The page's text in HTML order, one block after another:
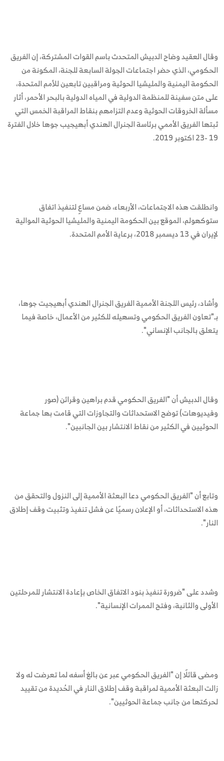
وقال العقيد وضاح الدبيش المتحدث باسم القوات المشتركة، إن الفريق
الحكومي، الذي حضر اجتماعات الجولة السابعة للجنة، المكونة من
الحكومة اليمنية والمليشيا الحوثية ومراقبين تابعين للأمم المتحدة،
على متن سفينة للمنظمة الدولية في المياه الدولية بالبحر الأحمر، أثار
مسألة الخروقات الحوثية وعدم التزامهم بنقاط المراقبة الخمس التي
ثبتها الفريق الأممي برئاسة الجنرال الهندي أبهيجيب جوها خلال الفترة
19 -23 اكتوبر 2019.
وانطلقت هذه الاجتماعات، الأربعاء، ضمن مساعٍ لتنفيذ اتفاق
ستوكهولم، الموقع بين الحكومة اليمنية والمليشيا الحوثية الموالية
لإيران في 13 ديسمبر 2018، برعاية الأمم المتحدة.
وأشاد، رئيس اللجنة الأممية الفريق الجنرال الهندي أبهيجيت جوها،
بـ"تعاون الفريق الحكومي وتسهيله للكثير من الأعمال، خاصة فيما
يتعلق بالجانب الإنساني".
وقال الدبيش أن "الفريق الحكومي قدم براهين وقرائن (صور
وفيديوهات) توضح الاستحداثات والتجاوزات التي قامت بها جماعة
الحوثيين في الكثير من نقاط الانتشار بين الجانبين".
وتابع أن "الفريق الحكومي دعا البعثة الأممية إلى النزول والتحقق من
هذه الاستحداثات، أو الإعلان رسميًا عن فشل تنفيذ وتثبيت وقف إطلاق
النار".
وشدد على "ضرورة تنفيذ بنود الاتفاق الخاص بإعادة الانتشار للمرحلتين
الأولى والثانية، وفتح الممرات الإنسانية".
ومضى قائلًا إن "الفريق الحكومي عبر عن بالغ أسفه لما تعرضت له ولا
زالت البعثة الأممية لمراقبة وقف إطلاق النار في الحُديدة من تقييد
لحركتها من جانب جماعة الحوثيين".